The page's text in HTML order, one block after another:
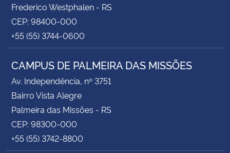
Frederico Westphalen - RS
CEP: 98400-000
+55 (55) 3744-0600
CAMPUS DE PALMEIRA DAS MISSÕES
Av. Independência, nº 3751
Bairro Vista Alegre
Palmeira das Missões - RS
CEP: 98300-000
+55 (55) 3742-8800